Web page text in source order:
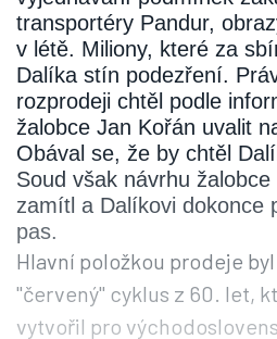
transportéry Pandur,
v létě. Miliony, které za
Dalíka stín podezření.
rozprodeji chtěl podle
žalobce Jan Kořán uvalit
Obával se, že by chtěl
Soud však návrhu
zamítl a Dalíkovi dokonce
pas.
Hlavní položkou prodeje
"červený" cyklus z 60. let,
vytvořil pro